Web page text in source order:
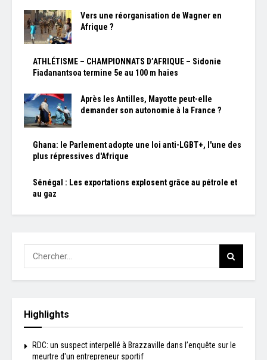
Vers une réorganisation de Wagner en
Afrique ?
ATHLÉTISME – CHAMPIONNATS D’AFRIQUE – Sidonie
Fiadanantsoa termine 5e au 100 m haies
Après les Antilles, Mayotte peut-elle
demander son autonomie à la France ?
Ghana: le Parlement adopte une loi anti-LGBT+, l'une des
plus répressives d'Afrique
Sénégal : Les exportations explosent grâce au pétrole et
au gaz
Highlights
RDC: un suspect interpellé à Brazzaville dans l’enquête sur le
meurtre d'un entrepreneur sportif